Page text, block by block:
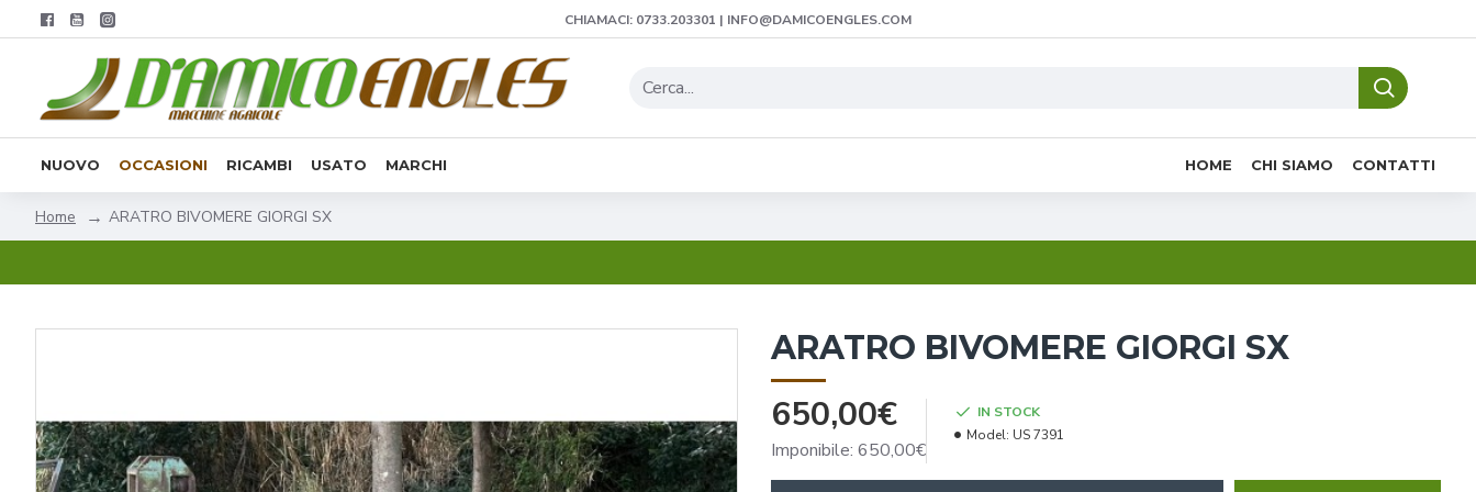
CHIAMACI: 0733.203301 | INFO@DAMICOENGLES.COM
NUOVO OCCASIONI RICAMBI USATO MARCHI HOME CHI SIAMO CONTATTI
Home ARATRO BIVOMERE GIORGI SX
ARATRO BIVOMERE GIORGI SX
650,00€
Imponibile: 650,00€
IN STOCK
Model: US 7391